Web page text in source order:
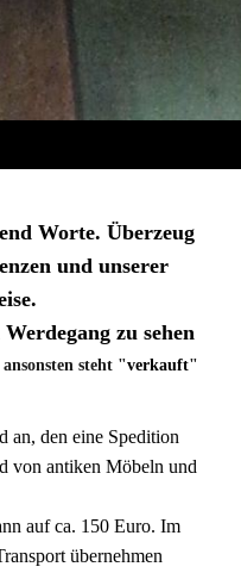
Worte. Überzeug
und unserer
zu sehen
steht "verkauft"
an, den eine Spedition
von antiken Möbeln und
auf ca. 150 Euro. Im
übernehmen